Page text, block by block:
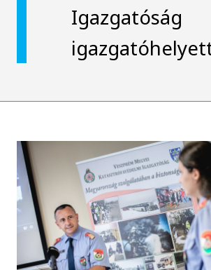
Igazgatóság